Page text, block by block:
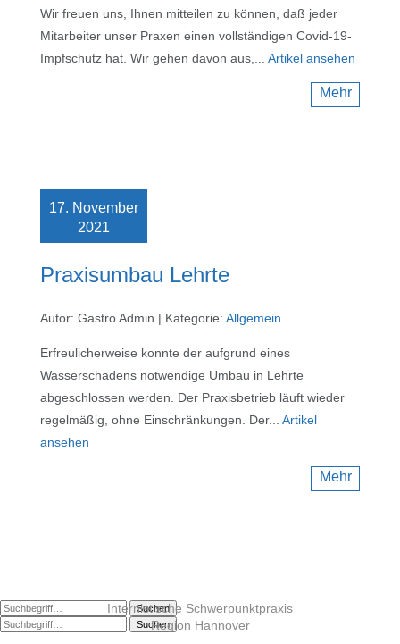
Wir freuen uns, Ihnen mitteilen zu können, daß jeder
Mitarbeiter unser Praxen einen vollständigen Covid-19-
Impfschutz hat. Wir gehen davon aus,... Artikel ansehen
Mehr
17. November
2021
Praxisumbau Lehrte
Autor: Gastro Admin | Kategorie: Allgemein
Erfreulicherweise konnte der aufgrund eines
Wasserschadens notwendige Umbau in Lehrte
abgeschlossen werden. Der Praxisbetrieb läuft wieder
regelmäßig, ohne Einschränkungen. Der... Artikel
ansehen
Mehr
Suchen
Suchen
Internistische Schwerpunktpraxis
Region Hannover